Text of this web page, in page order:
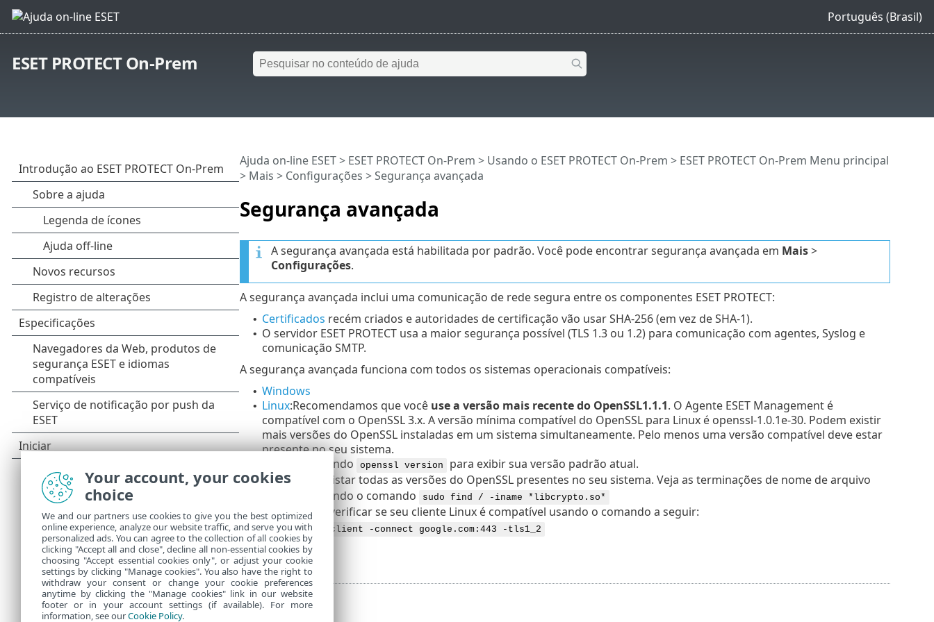
Português (Brasil)
ESET PROTECT On-Prem
Segurança avançada
Ajuda on-line ESET> ESET PROTECT On-Prem > Usando o ESET PROTECT On-Prem > ESET PROTECT On-Prem Menu principal
> Mais > Configurações > Segurança avançada
A segurança avançada está habilitada por padrão. Você pode encontrar segurança avançada em Mais>
Configurações.
A segurança avançada inclui uma comunicação de rede segura entre os componentes ESET PROTECT:
• Certificados recém criados e autoridades de certificação vão usar SHA-256 (em vez de SHA-1).
• O servidor ESET PROTECT usa a maior segurança possível (TLS 1.3 ou 1.2) para comunicação com agentes, Syslog e
comunicação SMTP.
A segurança avançada funciona com todos os sistemas operacionais compatíveis:
• Windows
• Linux:Recomendamos que você use a versão mais recente do OpenSSL1.1.1. O Agente ESET Management é
compatível com o OpenSSL 3.x. A versão mínima compatível do OpenSSL para Linux é openssl-1.0.1e-30. Podem existir
mais versões do OpenSSL instaladas em um sistema simultaneamente. Pelo menos uma versão compatível deve estar
presente no seu sistema.
Use o comando openssl version para exibir sua versão padrão atual.
oVocê pode listar todas as versões do OpenSSLpresentes no seu sistema. Veja as terminações de nome de arquivo
listadas usando o comando
sudo find / -iname *libcrypto.so*
o Você pode verificar se seu cliente Linux é compatível usando o comando a seguir:
openssl s_client -connect google.com:443 -tls1_2
• macOS
Your account, your cookies
choice
We and our partners use cookies to give you the best optimized
online experience, analyze our website traffic, and serve you with
personalized ads. You can agree to the collection of all cookies by
clicking "Accept all and close", decline all non-essential cookies by
choosing "Accept essential cookies only", or adjust your cookie
settings by clicking "Manage cookies". You also have the right to
withdraw your consent or change your cookie preferences
anytime by clicking the "Manage cookies" link in our website
footer or in your account settings (if available). For more
information, see ourCookie Policy.